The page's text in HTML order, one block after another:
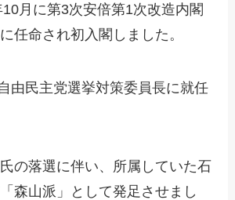
月に第3次安倍第1次改造内閣
任命され初入閣しました。
由民主党選挙対策委員長に就任
の落選に伴い、所属していた石
森山派」として発足させまし